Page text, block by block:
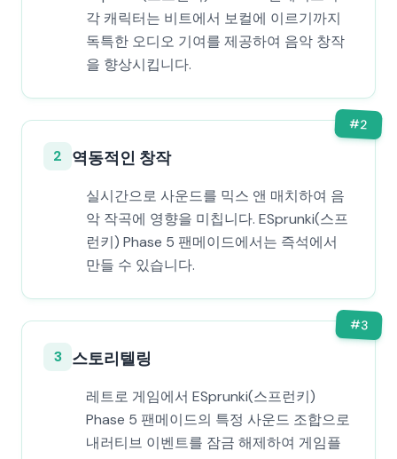
각 캐릭터는 비트에서 보컬에 이르기까지
독특한 오디오 기여를 제공하여 음악 창작
을 향상시킵니다.
#2
2 역동적인 창작
실시간으로 사운드를 믹스 앤 매치하여 음
악 작곡에 영향을 미칩니다. ESprunki(스프
런키) Phase 5 팬메이드에서는 즉석에서
만들 수 있습니다.
#3
3 스토리텔링
레트로 게임에서 ESprunki(스프런키)
Phase 5 팬메이드의 특정 사운드 조합으로
내러티브 이벤트를 잠금 해제하여 게임플